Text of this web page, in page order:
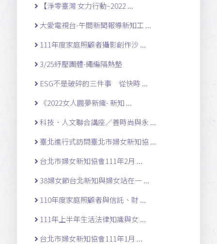
【淨零臺灣 女力行動~2022 ...
大愛電視台-午間新聞報導新知工 ...
111年度家庭照顧者攝影創作沙 ...
3/25紓壓團體-繩編隔熱墊
ESG不是破碎的三件事 從快時 ...
《2022女人圓夢新織- 新知 ...
科技．人文聯合講座／善時尚與永 ...
臺北進行式訪問臺北市婦女新知協 ...
台北市婦女新知協會111年2月 ...
38婦女節台北新知與婦女站在一 ...
110年度家庭照顧者與信託、財 ...
111年上半年生活法律知識與女 ...
台北市婦女新知協會111年1月 ...